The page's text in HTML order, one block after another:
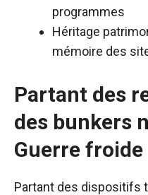
programmes
Héritage
mémoire des
Partant des
des bunkers
Guerre froide
Partant des dispositifs